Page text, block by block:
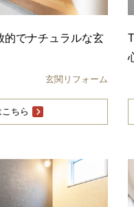
的でナチュラルな玄
玄関リフォーム
ちら